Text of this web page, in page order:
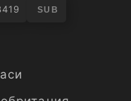
SUB